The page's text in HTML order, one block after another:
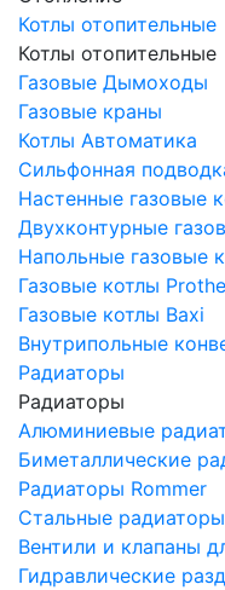
Котлы отопительные
Котлы отопительные
Газовые Дымоходы
Газовые краны
Котлы Автоматика
Сильфонная
Настенные газовые
Двухконтурные
Напольные газовые
Газовые котлы
Газовые котлы Baxi
Внутрипольные
Радиаторы
Радиаторы
Алюминиевые
Биметаллические
Радиаторы Rommer
Стальные радиаторы
Вентили и клапаны
Гидравлические